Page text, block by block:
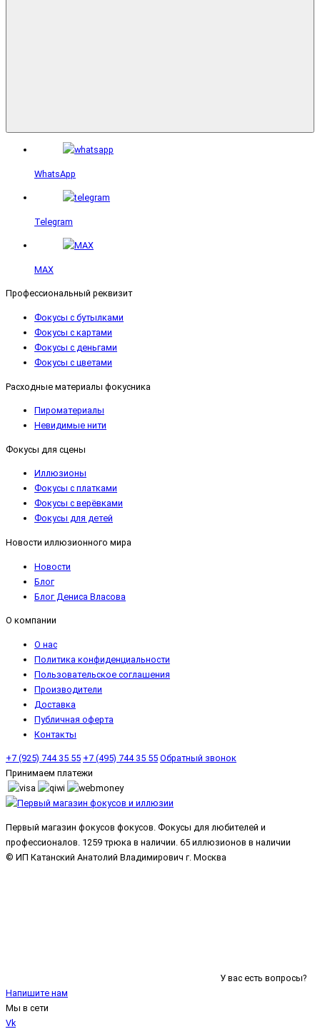
WhatsApp
Telegram
MAX
Профессиональный реквизит
Фокусы с бутылками
Фокусы с картами
Фокусы с деньгами
Фокусы с цветами
Расходные материалы фокусника
Пироматериалы
Невидимые нити
Фокусы для сцены
Иллюзионы
Фокусы с платками
Фокусы с верёвками
Фокусы для детей
Новости иллюзионного мира
Новости
Блог
Блог Дениса Власова
О компании
О нас
Политика конфиденциальности
Пользовательское соглашения
Производители
Доставка
Публичная оферта
Контакты
+7 (925) 744 35 55 +7 (495) 744 35 55 Обратный звонок
Принимаем платежи
Первый магазин фокусов фокусов. Фокусы для любителей и
профессионалов. 1259 трюка в наличии. 65 иллюзионов в наличии
© ИП Катанский Анатолий Владимирович г. Москва
У вас есть вопросы?
Напишите нам
Мы в сети
Vk